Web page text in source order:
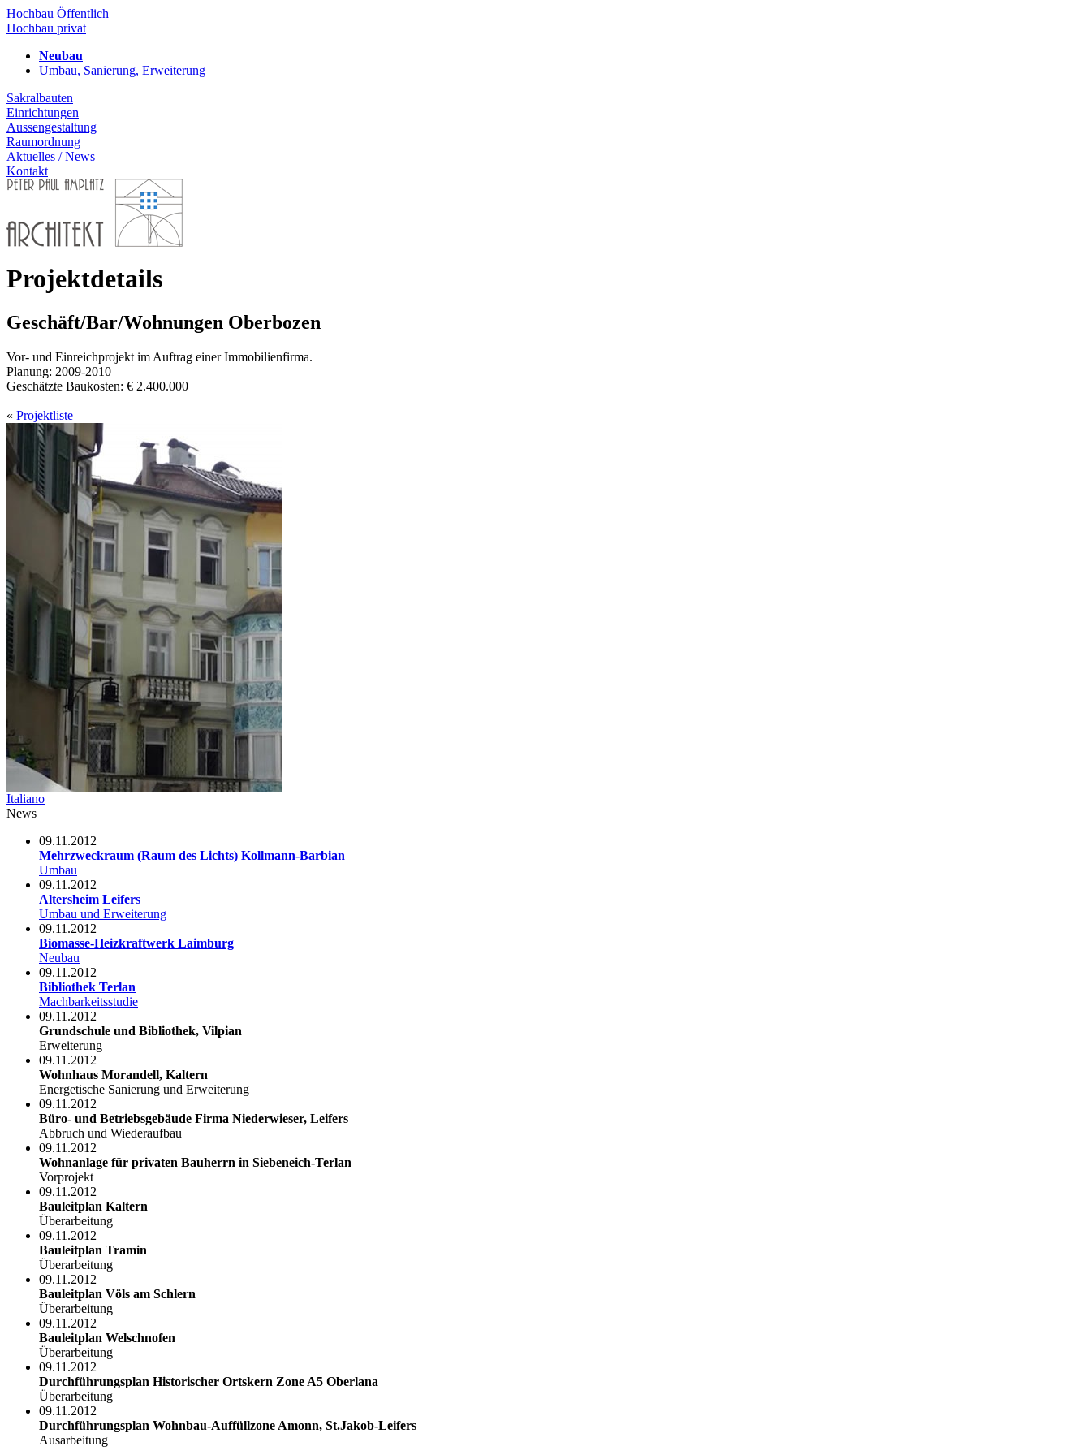
Hochbau Öffentlich
Hochbau privat
Neubau
Umbau, Sanierung, Erweiterung
Sakralbauten
Einrichtungen
Aussengestaltung
Raumordnung
Aktuelles / News
Kontakt
Projektdetails
Geschäft/Bar/Wohnungen Oberbozen
Vor- und Einreichprojekt im Auftrag einer Immobilienfirma.
Planung: 2009-2010
Geschätzte Baukosten: € 2.400.000
« Projektliste
Italiano
News
09.11.2012
Mehrzweckraum (Raum des Lichts) Kollmann-Barbian
Umbau
09.11.2012
Altersheim Leifers
Umbau und Erweiterung
09.11.2012
Biomasse-Heizkraftwerk Laimburg
Neubau
09.11.2012
Bibliothek Terlan
Machbarkeitsstudie
09.11.2012
Grundschule und Bibliothek, Vilpian
Erweiterung
09.11.2012
Wohnhaus Morandell, Kaltern
Energetische Sanierung und Erweiterung
09.11.2012
Büro- und Betriebsgebäude Firma Niederwieser, Leifers
Abbruch und Wiederaufbau
09.11.2012
Wohnanlage für privaten Bauherrn in Siebeneich-Terlan
Vorprojekt
09.11.2012
Bauleitplan Kaltern
Überarbeitung
09.11.2012
Bauleitplan Tramin
Überarbeitung
09.11.2012
Bauleitplan Völs am Schlern
Überarbeitung
09.11.2012
Bauleitplan Welschnofen
Überarbeitung
09.11.2012
Durchführungsplan Historischer Ortskern Zone A5 Oberlana
Überarbeitung
09.11.2012
Durchführungsplan Wohnbau-Auffüllzone Amonn, St.Jakob-Leifers
Ausarbeitung